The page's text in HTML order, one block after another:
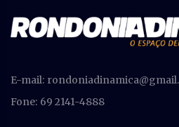
E-mail:
Fone: 69 2141-4888